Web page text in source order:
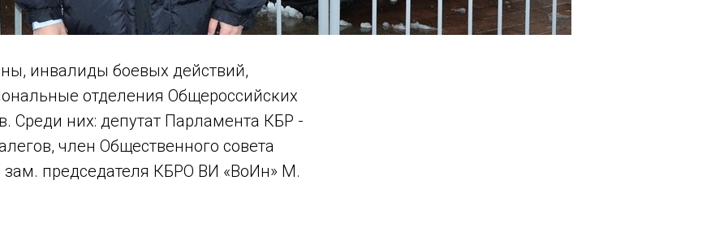
инвалиды боевых действий,
отделения Общероссийских
Среди них: депутат Парламента КБР -
член Общественного совета
председателя КБРО ВИ «ВоИн» М.